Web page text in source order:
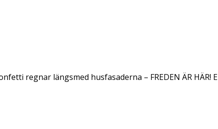
regnar längsmed husfasaderna – FREDEN ÄR HÄR!